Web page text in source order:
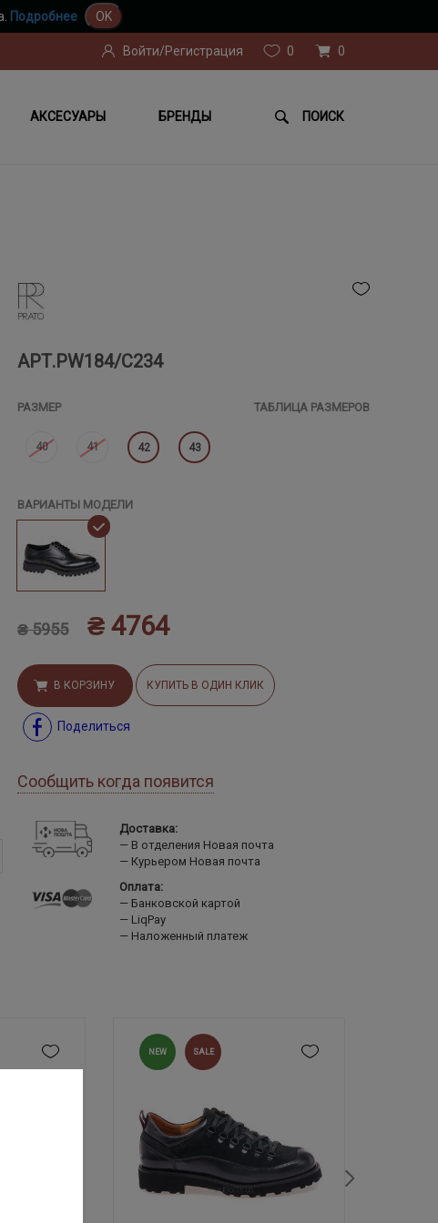
Подробнее OK
Войти/Регистрация 0 0
АКСЕСУАРЫ БРЕНДЫ ПОИСК
АРТ.PW184/C234
РАЗМЕР ТАБЛИЦА РАЗМЕРОВ
40 41 42 43
ВАРИАНТЫ МОДЕЛИ
₴ 5955 ₴ 4764
В КОРЗИНУ КУПИТЬ В ОДИН КЛИК
Поделиться
Сообщить когда появится
Доставка:
В отделения Новая почта
Курьером Новая почта
Оплата:
Банковской картой
LiqPay
Наложенный платеж
NEW SALE